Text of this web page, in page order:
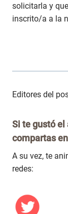
solicitarla y
inscrito/a a la
Editores del
Si te gustó
compartas
A su vez, te
redes: